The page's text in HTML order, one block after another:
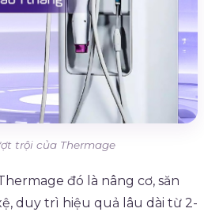
trội của Thermage
đó là nâng cơ, săn
duy trì hiệu quả lâu dài từ 2-